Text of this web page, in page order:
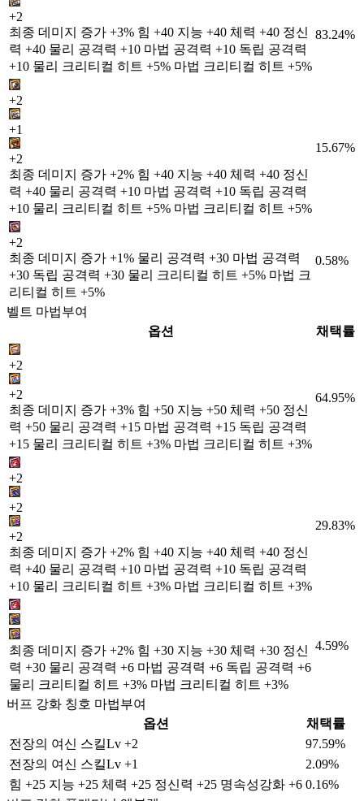
+2
최종 데미지 증가 +3% 힘 +40 지능 +40 체력 +40 정신
력 +40 물리 공격력 +10 마법 공격력 +10 독립 공격력
+10 물리 크리티컬 히트 +5% 마법 크리티컬 히트 +5%
83.24%
+2
+1
+2
최종 데미지 증가 +2% 힘 +40 지능 +40 체력 +40 정신
력 +40 물리 공격력 +10 마법 공격력 +10 독립 공격력
+10 물리 크리티컬 히트 +5% 마법 크리티컬 히트 +5%
15.67%
+2
최종 데미지 증가 +1% 물리 공격력 +30 마법 공격력
+30 독립 공격력 +30 물리 크리티컬 히트 +5% 마법 크
리티컬 히트 +5%
0.58%
벨트 마법부여
옵션
채택률
+2
+2
최종 데미지 증가 +3% 힘 +50 지능 +50 체력 +50 정신
력 +50 물리 공격력 +15 마법 공격력 +15 독립 공격력
+15 물리 크리티컬 히트 +3% 마법 크리티컬 히트 +3%
64.95%
+2
+2
+2
최종 데미지 증가 +2% 힘 +40 지능 +40 체력 +40 정신
력 +40 물리 공격력 +10 마법 공격력 +10 독립 공격력
+10 물리 크리티컬 히트 +3% 마법 크리티컬 히트 +3%
29.83%
최종 데미지 증가 +2% 힘 +30 지능 +30 체력 +30 정신
력 +30 물리 공격력 +6 마법 공격력 +6 독립 공격력 +6
물리 크리티컬 히트 +3% 마법 크리티컬 히트 +3%
4.59%
버프 강화 칭호 마법부여
옵션
채택률
전장의 여신 스킬Lv +2
97.59%
전장의 여신 스킬Lv +1
2.09%
힘 +25 지능 +25 체력 +25 정신력 +25 명속성강화 +6 0.16%